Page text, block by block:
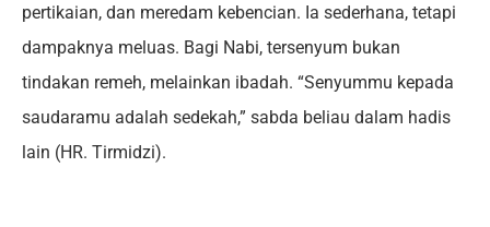
pertikaian, dan meredam kebencian. Ia sederhana, tetapi
dampaknya meluas. Bagi Nabi, tersenyum bukan
tindakan remeh, melainkan ibadah. “Senyummu kepada
saudaramu adalah sedekah,” sabda beliau dalam hadis
lain (HR. Tirmidzi).